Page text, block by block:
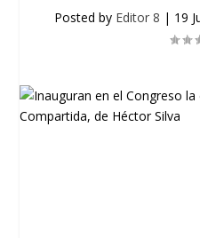
Posted by Editor 8 | 19